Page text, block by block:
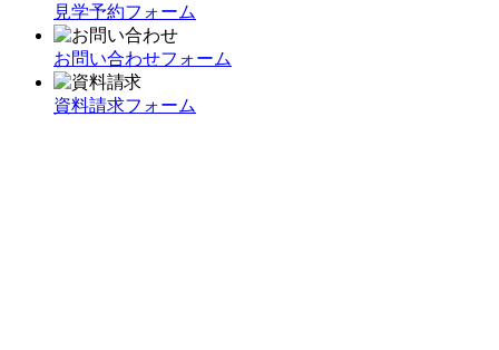
見学予約フォーム
お問い合わせフォーム
資料請求フォーム